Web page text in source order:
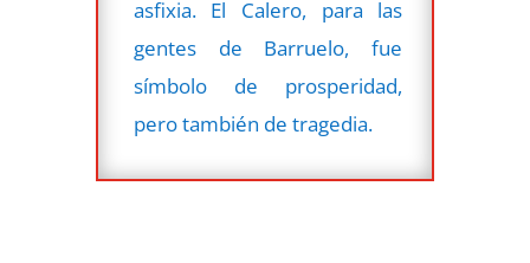
asfixia. El Calero, para las
gentes de Barruelo, fue
símbolo de prosperidad,
pero también de tragedia.